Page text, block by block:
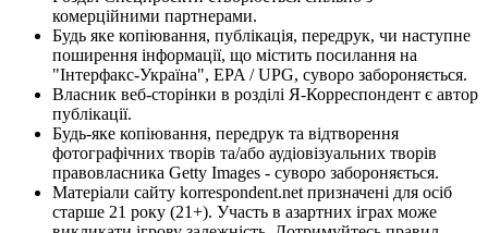
комерційними партнерами.
Будь яке копіювання, публікація, передрук, чи наступне
поширення інформації, що містить посилання на
"Інтерфакс-Україна", EPA / UPG, суворо забороняється.
Власник веб-сторінки в розділі Я-Корреспондент є автор
публікації.
Будь-яке копіювання, передрук та відтворення
фотографічних творів та/або аудіовізуальних творів
правовласника Getty Images - суворо забороняється.
Матеріали сайту korrespondent.net призначені для осіб
старше 21 року (21+). Участь в азартних іграх може